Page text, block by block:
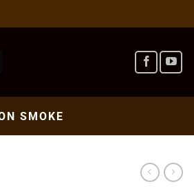
SMOKE